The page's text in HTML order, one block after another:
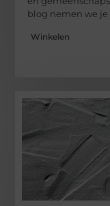
blog nemen we je
Winkelen